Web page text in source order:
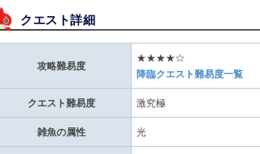
クエスト詳細
攻略難易度
★★★★☆
降臨クエスト難易度一覧
クエスト難易度 激究極
雑魚の属性 光